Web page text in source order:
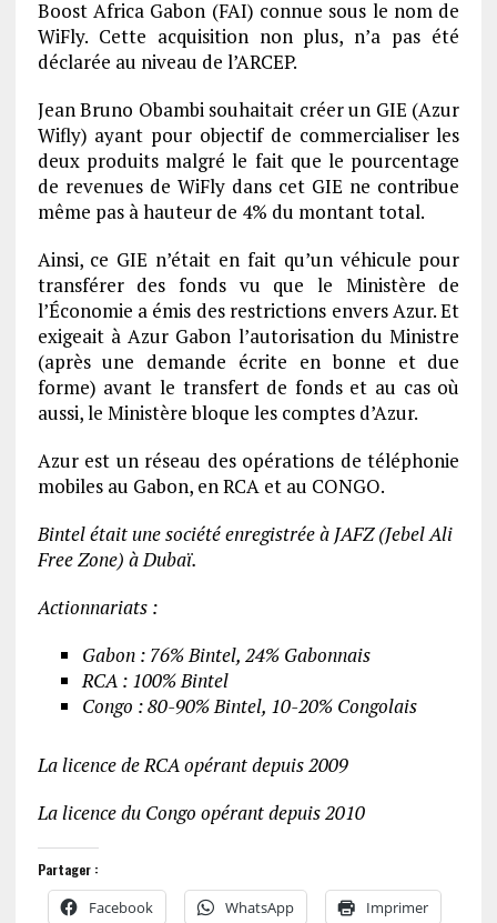
Boost Africa Gabon (FAI) connue sous le nom de
WiFly. Cette acquisition non plus, n’a pas été
déclarée au niveau de l’ARCEP.
Jean Bruno Obambi souhaitait créer un GIE (Azur
Wifly) ayant pour objectif de commercialiser les
deux produits malgré le fait que le pourcentage
de revenues de WiFly dans cet GIE ne contribue
même pas à hauteur de 4% du montant total.
Ainsi, ce GIE n’était en fait qu’un véhicule pour
transférer des fonds vu que le Ministère de
l’Économie a émis des restrictions envers Azur. Et
exigeait à Azur Gabon l’autorisation du Ministre
(après une demande écrite en bonne et due
forme) avant le transfert de fonds et au cas où
aussi, le Ministère bloque les comptes d’Azur.
Azur est un réseau des opérations de téléphonie
mobiles au Gabon, en RCA et au CONGO.
Bintel était une société enregistrée à JAFZ (Jebel Ali
Free Zone) à Dubaï.
Actionnariats :
Gabon : 76% Bintel, 24% Gabonnais
RCA : 100% Bintel
Congo : 80-90% Bintel, 10-20% Congolais
La licence de RCA opérant depuis 2009
La licence du Congo opérant depuis 2010
Partager :
Facebook WhatsApp Imprimer